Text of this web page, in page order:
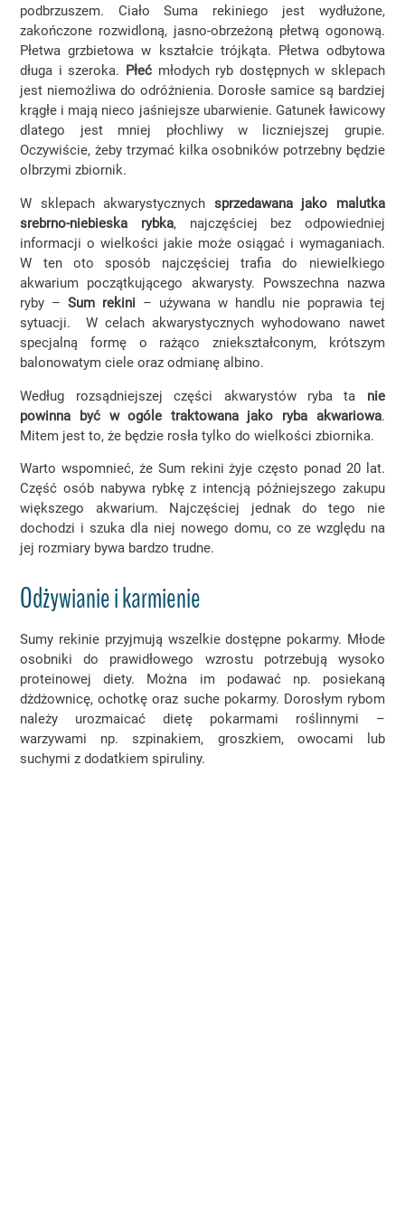
podbrzuszem. Ciało Suma rekiniego jest wydłużone,
zakończone rozwidloną, jasno-obrzeżoną płetwą ogonową.
Płetwa grzbietowa w kształcie trójkąta. Płetwa odbytowa
długa i szeroka. Płećmłodych ryb dostępnych w sklepach
jest niemożliwa do odróżnienia. Dorosłe samice są bardziej
krągłe i mają nieco jaśniejsze ubarwienie. Gatunek ławicowy
dlatego jest mniej płochliwy w liczniejszej grupie.
Oczywiście, żeby trzymać kilka osobników potrzebny będzie
olbrzymi zbiornik.
W sklepach akwarystycznych sprzedawana jako malutka
srebrno-niebieska rybka, najczęściej bez odpowiedniej
informacji o wielkości jakie może osiągać i wymaganiach.
W ten oto sposób najczęściej trafia do niewielkiego
akwarium początkującego akwarysty. Powszechna nazwa
ryby –Sum rekini – używana w handlu nie poprawia tej
sytuacji. W celach akwarystycznych wyhodowano nawet
specjalną formę o rażąco zniekształconym, krótszym
balonowatym ciele oraz odmianę albino.
Według rozsądniejszej części akwarystów ryba ta nie
powinna być w ogóle traktowana jako ryba akwariowa.
Mitem jest to, że będzie rosła tylko do wielkości zbiornika.
Warto wspomnieć, że Sum rekini żyje często ponad 20 lat.
Część osób nabywa rybkę z intencją późniejszego zakupu
większego akwarium. Najczęściej jednak do tego nie
dochodzi i szuka dla niej nowego domu, co ze względu na
jej rozmiary bywa bardzo trudne.
Odżywianie i karmienie
Sumy rekinie przyjmują wszelkie dostępne pokarmy. Młode
osobniki do prawidłowego wzrostu potrzebują wysoko
proteinowej diety. Można im podawać np. posiekaną
dżdżownicę, ochotkę oraz suche pokarmy. Dorosłym rybom
należy urozmaicać dietę pokarmami roślinnymi –
warzywami np. szpinakiem, groszkiem, owocami lub
suchymi z dodatkiem spiruliny.